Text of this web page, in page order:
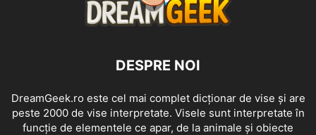
DESPRE NOI
DreamGeek.ro este cel mai complet dicționar de vise și are
peste 2000 de vise interpretate. Visele sunt interpretate în
funcție de elementele ce apar, de la animale și obiecte